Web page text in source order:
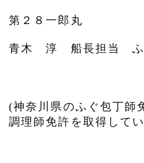
第２８一郎丸
青木 淳 船長担当 ふ
(神奈川県のふぐ包丁師
調理師免許を取得して